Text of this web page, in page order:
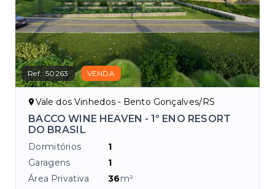
Ref.:50263 VENDA
Vale dos Vinhedos - Bento Gonçalves/RS
BACCO WINE HEAVEN - 1º ENO RESORT
DO BRASIL
Dormitórios
1
Garagens
1
Área Privativa
36m²